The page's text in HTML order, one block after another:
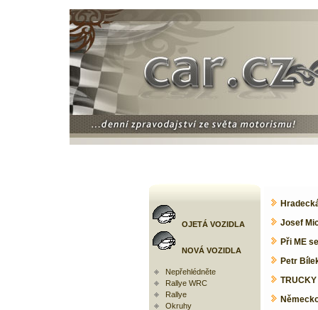
OJETÁ VOZIDLA
NOVÁ VOZIDLA
Nepřehlédněte
Rallye WRC
Rallye
Okruhy
Josef
Při ME
Petr